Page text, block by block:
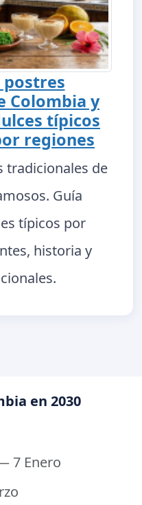
postres
Colombia y
típicos
regiones
tradicionales de
Guía
típicos por
historia y
en 2030
7 Enero